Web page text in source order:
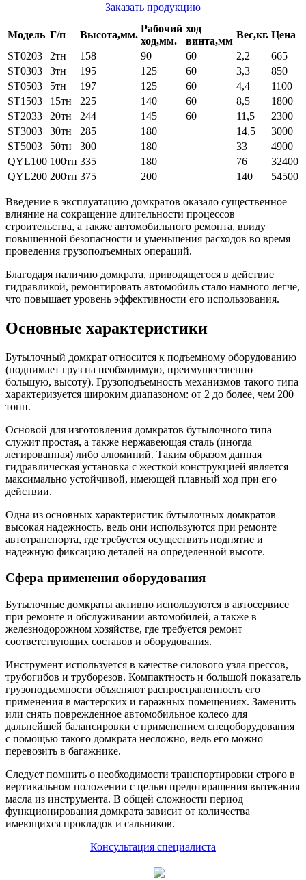
Заказать продукцию
Модель Г/п Высота,мм.
Рабочий
ход,мм.
ход
винта,мм
Вес,кг. Цена
ST0203
2тн 158 90 60 2,2
665
ST0303
3тн 195 125 60 3,3
850
ST0503
5тн 197 125 60 4,4
1100
ST1503
15тн 225 140 60 8,5
1800
ST2033
20тн 244 145 60 11,5
2300
ST3003
30тн 285 180 14,5
3000
ST5003
50тн 300 180 33
4900
QYL100 100тн 335 180 76
32400
QYL200 200тн 375 200 140 54500
Введение в эксплуатацию домкратов оказало существенное
влияние на сокращение длительности процессов
строительства, а также автомобильного ремонта, ввиду
повышенной безопасности и уменьшения расходов во время
проведения грузоподъемных операций.
Благодаря наличию домкрата, приводящегося в действие
гидравликой, ремонтировать автомобиль стало намного легче,
что повышает уровень эффективности его использования.
Основные характеристики
Бутылочный домкрат относится к подъемному оборудованию
(поднимает груз на необходимую, преимущественно
большую, высоту). Грузоподъемность механизмов такого типа
характеризуется широким диапазоном: от 2 до более, чем 200
тонн.
Основой для изготовления домкратов бутылочного типа
служит простая, а также нержавеющая сталь (иногда
легированная) либо алюминий. Таким образом данная
гидравлическая установка с жесткой конструкцией является
максимально устойчивой, имеющей плавный ход при его
действии.
Одна из основных характеристик бутылочных домкратов –
высокая надежность, ведь они используются при ремонте
автотранспорта, где требуется осуществить поднятие и
надежную фиксацию деталей на определенной высоте.
Сфера применения оборудования
Бутылочные домкраты активно используются в автосервисе
при ремонте и обслуживании автомобилей, а также в
железнодорожном хозяйстве, где требуется ремонт
соответствующих составов и оборудования.
Инструмент используется в качестве силового узла прессов,
трубогибов и труборезов. Компактность и большой показатель
грузоподъемности объясняют распространенность его
применения в мастерских и гаражных помещениях. Заменить
или снять поврежденное автомобильное колесо для
дальнейшей балансировки с применением спецоборудования
с помощью такого домкрата несложно, ведь его можно
перевозить в багажнике.
Следует помнить о необходимости транспортировки строго в
вертикальном положении с целью предотвращения вытекания
масла из инструмента. В общей сложности период
функционирования домкрата зависит от количества
имеющихся прокладок и сальников.
Консультация специалиста